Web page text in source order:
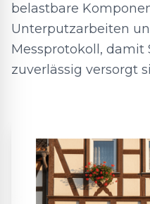
belastbare
Unterputzarbeiten
Messprotokoll, damit
zuverlässig versorgt